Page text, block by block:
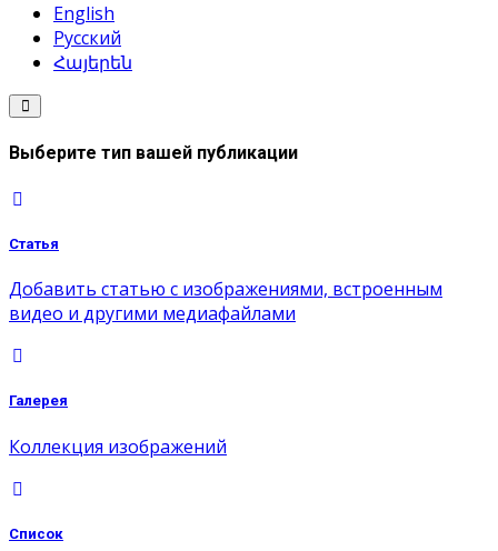
English
Русский
Հայերեն
Выберите тип вашей публикации
Статья
Добавить статью с изображениями, встроенным
видео и другими медиафайлами
Галерея
Коллекция изображений
Список